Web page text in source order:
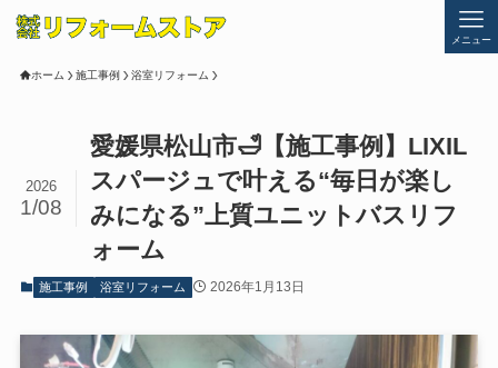
メニュー
ホーム 施工事例 浴室リフォーム
愛媛県松山市🛁【施工事例】LIXIL
スパージュで叶える“毎日が楽し
みになる”上質ユニットバスリフ
ォーム
2026
1/08
施工事例 浴室リフォーム 2026年1月13日